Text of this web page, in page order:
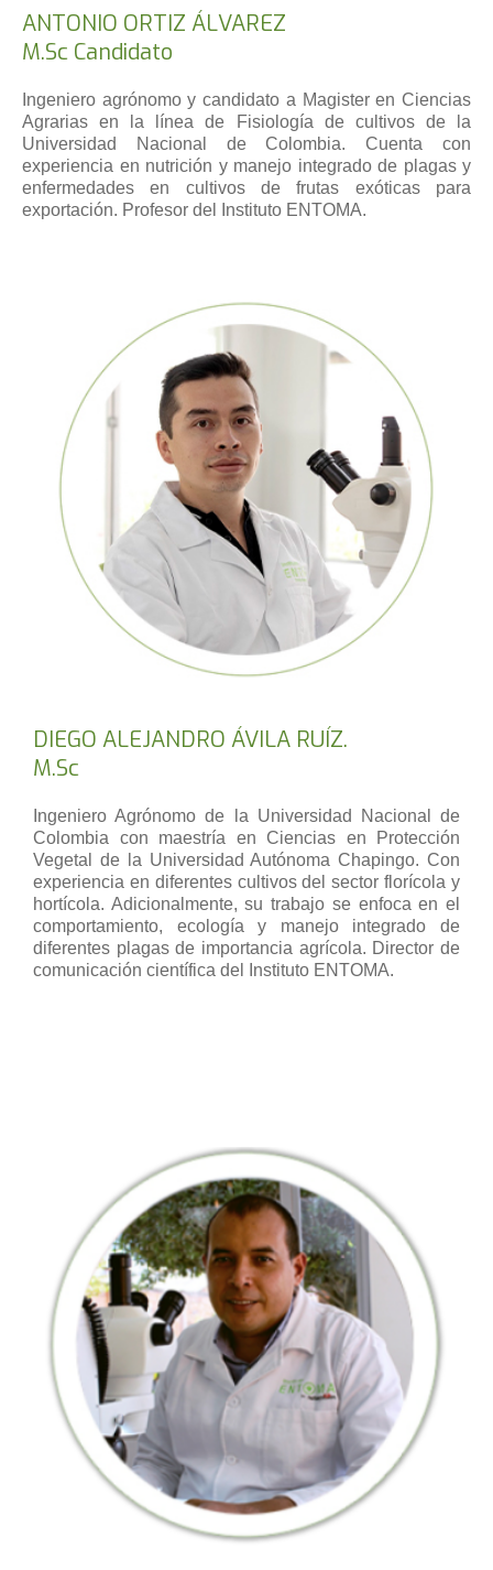
ANTONIO ORTIZ ÁLVAREZ
M.Sc Candidato
Ingeniero agrónomo y candidato a Magister en Ciencias
Agrarias en la línea de Fisiología de cultivos de la
Universidad Nacional de Colombia. Cuenta con
experiencia en nutrición y manejo integrado de plagas y
enfermedades en cultivos de frutas exóticas para
exportación. Profesor del Instituto ENTOMA.
DIEGO ALEJANDRO ÁVILA RUÍZ.
M.Sc
Ingeniero Agrónomo de la Universidad Nacional de
Colombia con maestría en Ciencias en Protección
Vegetal de la Universidad Autónoma Chapingo. Con
experiencia en diferentes cultivos del sector florícola y
hortícola. Adicionalmente, su trabajo se enfoca en el
comportamiento, ecología y manejo integrado de
diferentes plagas de importancia agrícola. Director de
comunicación científica del Instituto ENTOMA.